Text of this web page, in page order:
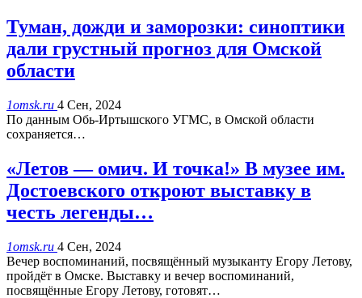
Туман, дожди и заморозки: синоптики
дали грустный прогноз для Омской
области
1omsk.ru 4 Сен, 2024
По данным Обь-Иртышского УГМС, в Омской области
сохраняется…
«Летов — омич. И точка!» В музее им.
Достоевского откроют выставку в
честь легенды…
1omsk.ru 4 Сен, 2024
Вечер воспоминаний, посвящённый музыканту Егору Летову,
пройдёт в Омске. Выставку и вечер воспоминаний,
посвящённые Егору Летову, готовят…